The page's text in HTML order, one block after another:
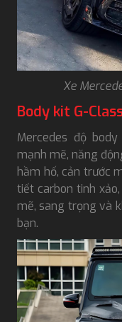
Xe
Body kit G-
Mercedes độ
mạnh mẽ, năng
hầm hố, cản trước
tiết carbon tinh
mẽ, sang trọng và
bạn.